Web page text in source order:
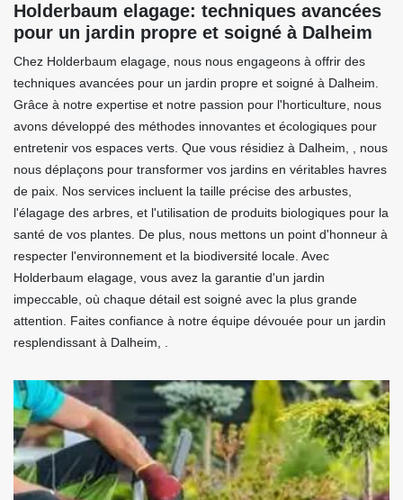
Holderbaum elagage: techniques avancées
pour un jardin propre et soigné à Dalheim
Chez Holderbaum elagage, nous nous engageons à offrir des
techniques avancées pour un jardin propre et soigné à Dalheim.
Grâce à notre expertise et notre passion pour l'horticulture, nous
avons développé des méthodes innovantes et écologiques pour
entretenir vos espaces verts. Que vous résidiez à Dalheim, , nous
nous déplaçons pour transformer vos jardins en véritables havres
de paix. Nos services incluent la taille précise des arbustes,
l'élagage des arbres, et l'utilisation de produits biologiques pour la
santé de vos plantes. De plus, nous mettons un point d'honneur à
respecter l'environnement et la biodiversité locale. Avec
Holderbaum elagage, vous avez la garantie d'un jardin
impeccable, où chaque détail est soigné avec la plus grande
attention. Faites confiance à notre équipe dévouée pour un jardin
resplendissant à Dalheim, .